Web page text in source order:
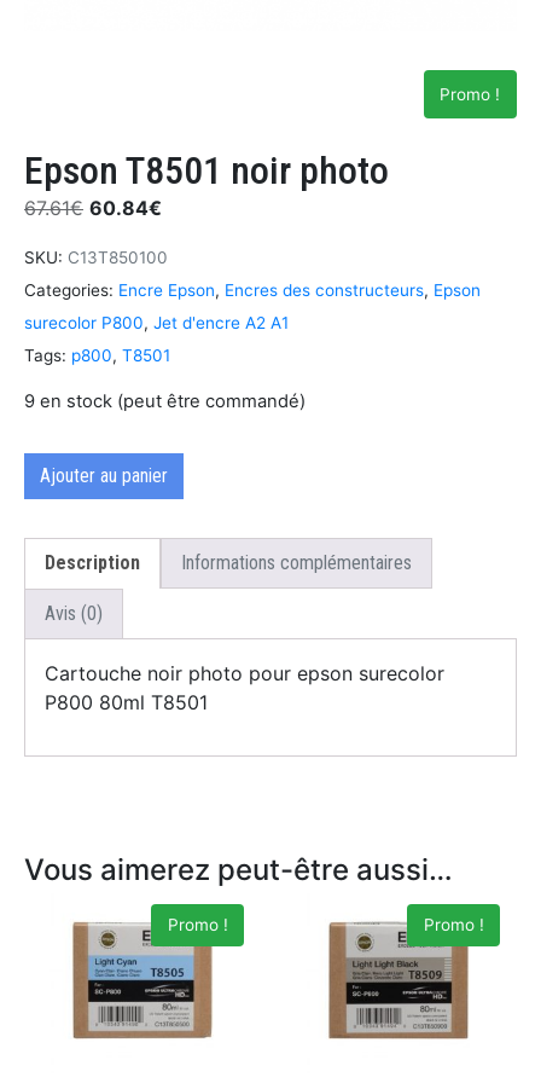
Promo !
Epson T8501 noir photo
67.61€ 60.84€
SKU: C13T850100
Categories: Encre Epson, Encres des constructeurs, Epson
surecolor P800, Jet d'encre A2 A1
Tags: p800, T8501
9 en stock (peut être commandé)
Ajouter au panier
Description Informations complémentaires
Avis (0)
Cartouche noir photo pour epson surecolor
P800 80ml T8501
Vous aimerez peut-être aussi…
Promo ! Promo !